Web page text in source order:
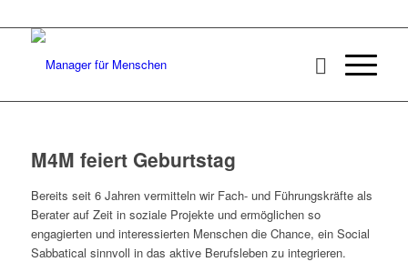
M4M feiert Geburtstag
Bereits seit 6 Jahren vermitteln wir Fach- und Führungskräfte als
Berater auf Zeit in soziale Projekte und ermöglichen so
engagierten und interessierten Menschen die Chance, ein Social
Sabbatical sinnvoll in das aktive Berufsleben zu integrieren.